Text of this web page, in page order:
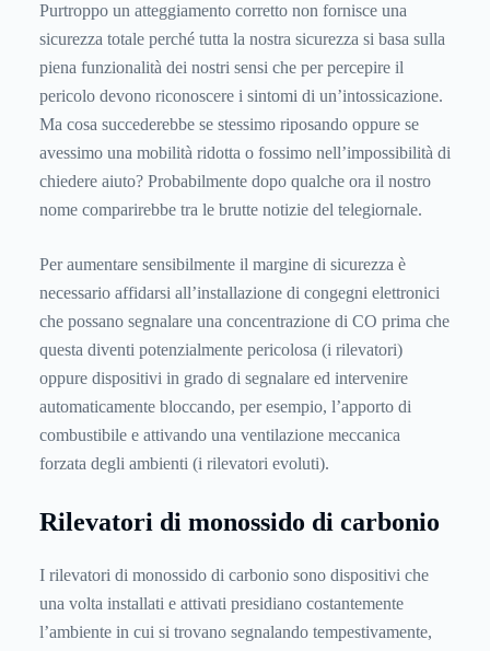
Purtroppo un atteggiamento corretto non fornisce una
sicurezza totale perché tutta la nostra sicurezza si basa sulla
piena funzionalità dei nostri sensi che per percepire il
pericolo devono riconoscere i sintomi di un’intossicazione.
Ma cosa succederebbe se stessimo riposando oppure se
avessimo una mobilità ridotta o fossimo nell’impossibilità di
chiedere aiuto? Probabilmente dopo qualche ora il nostro
nome comparirebbe tra le brutte notizie del telegiornale.
Per aumentare sensibilmente il margine di sicurezza è
necessario affidarsi all’installazione di congegni elettronici
che possano segnalare una concentrazione di CO prima che
questa diventi potenzialmente pericolosa (i rilevatori)
oppure dispositivi in grado di segnalare ed intervenire
automaticamente bloccando, per esempio, l’apporto di
combustibile e attivando una ventilazione meccanica
forzata degli ambienti (i rilevatori evoluti).
Rilevatori di monossido di carbonio
I rilevatori di monossido di carbonio sono dispositivi che
una volta installati e attivati presidiano costantemente
l’ambiente in cui si trovano segnalando tempestivamente,